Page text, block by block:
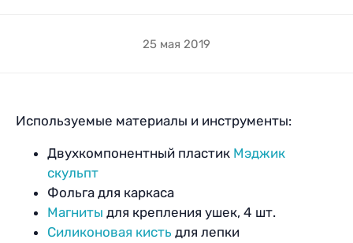
25 мая 2019
Используемые материалы и инструменты:
Двухкомпонентный пластик Мэджик
скульпт
Фольга для каркаса
Магниты для крепления ушек, 4 шт.
Силиконовая кисть для лепки